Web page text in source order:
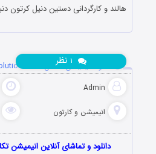
هالند و کارگردانی دستین دنیل کرتون
دانلود انیمیشن تکامل Evolution 2026
Admin
انیمیشن و کارتون
نظر
دانلود و تماشای آنلاین انیمیشن